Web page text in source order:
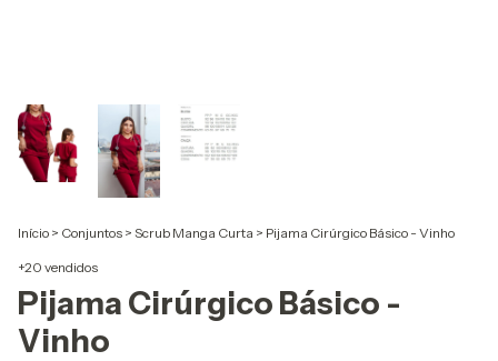
Início > Conjuntos > Scrub Manga Curta > Pijama Cirúrgico Básico - Vinho
+20 vendidos
Pijama Cirúrgico Básico -
Vinho